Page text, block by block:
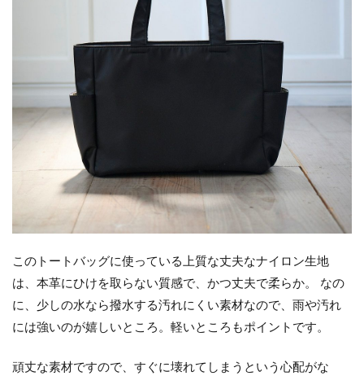
このトートバッグに使っている上質な丈夫なナイロン生地
は、本革にひけを取らない質感で、かつ丈夫で柔らか。 なの
に、少しの水なら撥水する汚れにくい素材なので、雨や汚れ
には強いのが嬉しいところ。軽いところもポイントです。
頑丈な素材ですので、すぐに壊れてしまうという心配がな